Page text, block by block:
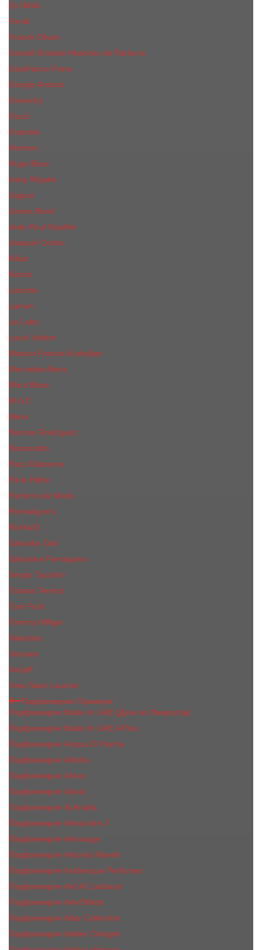
Ex Nihilo
Fendi
Franck Olivier
Gerald Ghislain Histoires de Parfums
Gianfranco Ferre
Giorgio Armani
Givenchy
Gucci
Guerlain
Hermes
Hugo Boss
Issey Miyake
Jaguar
James Bond
Jean Paul Gaultier
Joaquin Сortes
Kilian
Kenzo
Lacoste
Lanvin
Le Labo
Louis Vuitton
Maison Francis Kurkdjian
Mercedes-Benz
Mont Blanc
M.А.C.
Mexx
Narciso Rodriguez
Nasomatto
Paco Rabanne
Paris Hilton
Parfums de Marly
Penhaligon​'s
RicHarD
Salvador Dali
Salvatore Ferragamo
Sergio Tacchini
Tiziana Terenzi
Tom Ford
Tommy Hilfiger
Valentino
Versace
Xerjoff
Yves Saint Laurent
Парфюмерия Премиум
Парфюмерия Made In UAE (Духи из Эмиратов)
Парфюмерия Made In UAE A Plus
Парфюмерия Acqua Di Parma
Парфюмерия Adisha
Парфюмерия Afnan
Парфюмерия Ajmal
Парфюмерия Aj Arabia
Парфюмерия Alexandre J.
Парфюмерия Amouage
Парфюмерия Antonio Maretti
Парфюмерия Arabesque Perfumes
Парфюмерия Ard Al Zaafaran
Парфюмерия ArteOlfatto
Парфюмерия Attar Collection
Парфюмерия Atelier Cologne